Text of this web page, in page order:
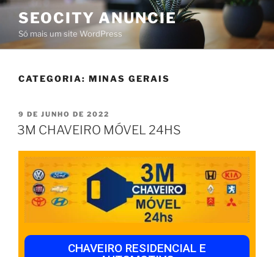
SEOCITY ANUNCIE
Só mais um site WordPress
CATEGORIA: MINAS GERAIS
9 DE JUNHO DE 2022
3M CHAVEIRO MÓVEL 24HS
CHAVEIRO RESIDENCIAL E